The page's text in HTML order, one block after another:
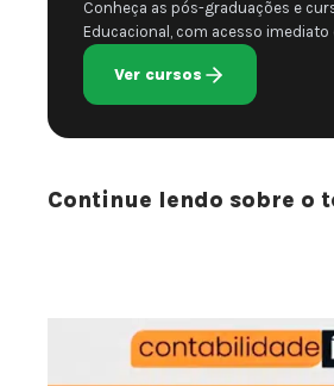
Conheça as pós-graduações e
Educacional, com acesso
Ver cursos
Continue lendo sobre o